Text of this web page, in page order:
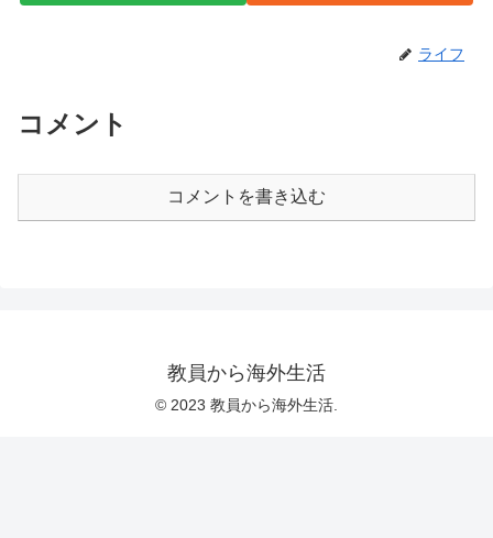
ライフ
コメント
コメントを書き込む
教員から海外生活
© 2023 教員から海外生活.